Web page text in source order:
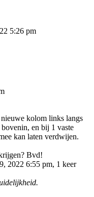
5:26 pm
kolom links langs
bovenin, en bij 1 vaste
kan laten verdwijen.
Bvd!
2022 6:55 pm, 1 keer